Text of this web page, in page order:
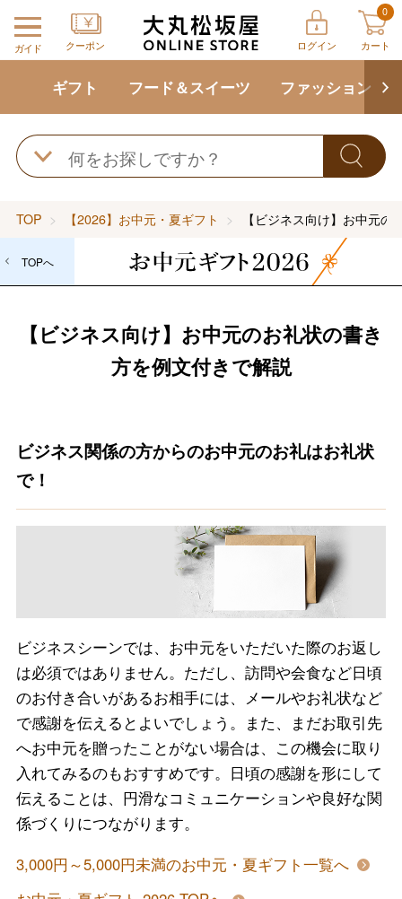
ガイド クーポン ログイン
0
カート
ギフト フード＆スイーツ ファッション
TOP 【2026】お中元・夏ギフト 【ビジネス向け】お中元
TOPへ
【ビジネス向け】お中元のお礼状の書き
方を例文付きで解説
ビジネス関係の方からのお中元のお礼はお礼状
で！
ビジネスシーンでは、お中元をいただいた際のお返し
は必須ではありません。ただし、訪問や会食など日頃
のお付き合いがあるお相手には、メールやお礼状など
で感謝を伝えるとよいでしょう。また、まだお取引先
へお中元を贈ったことがない場合は、この機会に取り
入れてみるのもおすすめです。日頃の感謝を形にして
伝えることは、円滑なコミュニケーションや良好な関
係づくりにつながります。
3,000円～5,000円未満のお中元・夏ギフト一覧へ